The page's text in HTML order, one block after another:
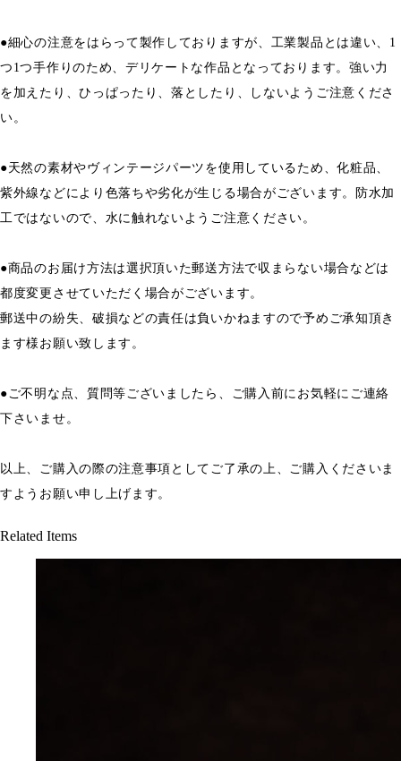
●細心の注意をはらって製作しておりますが、工業製品とは違い、1
つ1つ手作りのため、デリケートな作品となっております。強い力
を加えたり、ひっぱったり、落としたり、しないようご注意くださ
い。
●天然の素材やヴィンテージパーツを使用しているため、化粧品、
紫外線などにより色落ちや劣化が生じる場合がございます。防水加
工ではないので、水に触れないようご注意ください。
●商品のお届け方法は選択頂いた郵送方法で収まらない場合などは
都度変更させていただく場合がございます。
郵送中の紛失、破損などの責任は負いかねますので予めご承知頂き
ます様お願い致します。
●ご不明な点、質問等ございましたら、ご購入前にお気軽にご連絡
下さいませ。
以上、ご購入の際の注意事項としてご了承の上、ご購入くださいま
すようお願い申し上げます。
Related Items